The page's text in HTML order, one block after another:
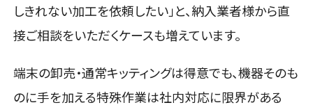
しきれない加工を依頼したい」と、納入業者様から直
接ご相談をいただくケースも増えています。
端末の卸売・通常キッティングは得意でも、機器そのも
のに手を加える特殊作業は社内対応に限界がある